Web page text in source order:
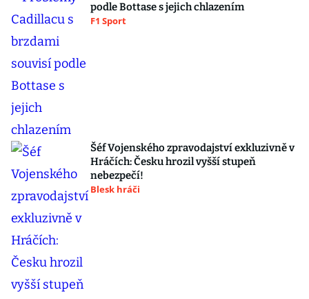
podle Bottase s jejich chlazením
F1 Sport
Šéf Vojenského zpravodajství exkluzivně v
Hráčích: Česku hrozil vyšší stupeň
nebezpečí!
Blesk hráči